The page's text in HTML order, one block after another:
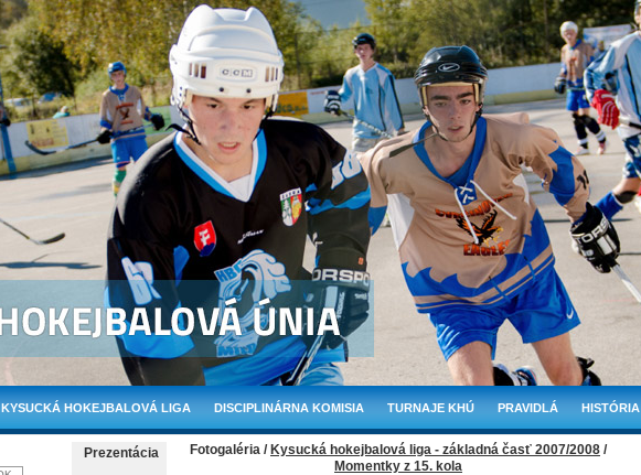
KYSUCKÁ HOKEJBALOVÁ LIGA DISCIPLINÁRNA KOMISIA TURNAJE KHÚ PRAVIDLÁ HISTÓRIA
Prezentácia Fotogaléria / Kysucká hokejbalová liga - základná časť 2007/2008 /
Momentky z 15. kola